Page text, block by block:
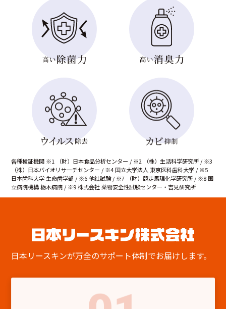
各種検証機関 ※1 （財）日本食品分析センター / ※2 （株）生活科学研究所 / ※3
（株）日本バイオリサーチセンター / ※4 国立大学法人 東京医科歯科大学 / ※5
日本歯科大学 生命歯学部 / ※6 他社試験 / ※7 （財）競走馬理化学研究所 / ※8 国
立病院機構 栃木病院 / ※9 株式会社 薬物安全性試験センター・吉見研究所
日本リースキンが万全のサポート体制でお届けします。